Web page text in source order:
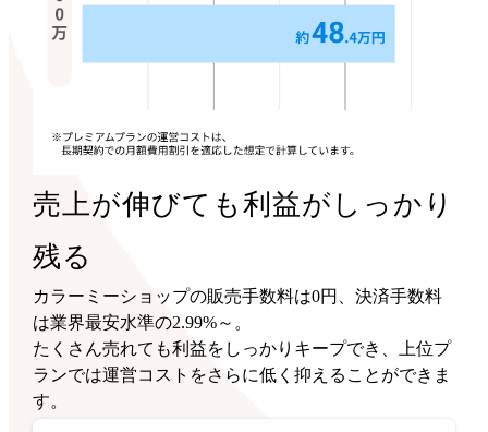
売上が伸びても利益がしっかり
残る
カラーミーショップの販売手数料は0円、決済手数料
は業界最安水準の2.99%～。
たくさん売れても利益をしっかりキープでき、上位プ
ランでは運営コストをさらに低く抑えることができま
す。